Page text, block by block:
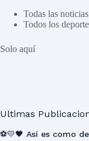
Todas las noticias
Todos los
Solo aquí
Ultimas
⚽💛🖤 Así es como